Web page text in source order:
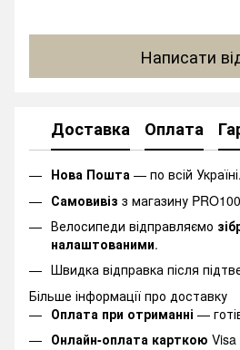
Написати
Доставка Оплата
Нова Пошта — по всій Україні.
Самовивіз з магазину
Велосипеди відправляємо
налаштованими.
Швидка відправка після
Більше інформації про доставку
Оплата при отриманні —
Онлайн-оплата карткою